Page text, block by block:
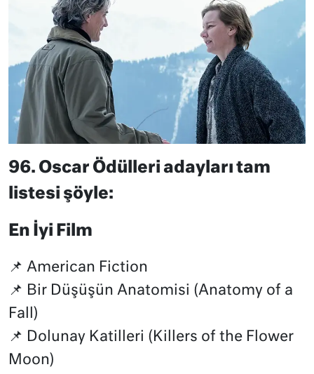
96. Oscar Ödülleri adayları tam
listesi şöyle:
En İyi Film
📌 American Fiction
📌 Bir Düşüşün Anatomisi (Anatomy of a
Fall)
📌 Dolunay Katilleri (Killers of the Flower
Moon)